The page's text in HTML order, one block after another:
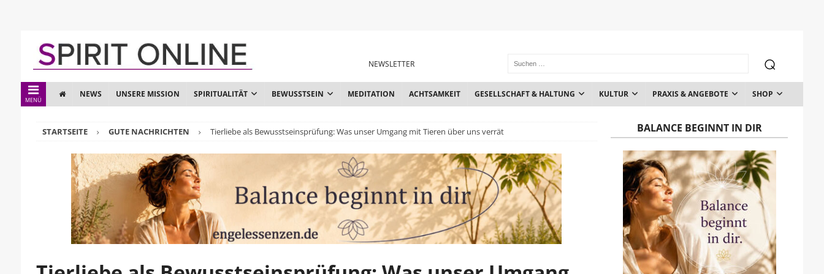
NEWSLETTER
MENÜ
NEWS UNSERE MISSION SPIRITUALITÄT BEWUSSTSEIN MEDITATION ACHTSAMKEIT GESELLSCHAFT & HALTUNG KULTUR PRAXIS & ANGEBOTE SHOP
STARTSEITE GUTE NACHRICHTEN Tierliebe als Bewusstseinsprüfung: Was unser Umgang mit Tieren über uns verrät BALANCE BEGINNT IN DIR